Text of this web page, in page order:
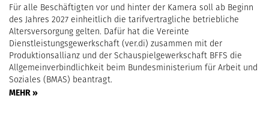
Für alle Beschäftigten vor und hinter der Kamera soll ab Beginn
des Jahres 2027 einheitlich die tarifvertragliche betriebliche
Altersversorgung gelten. Dafür hat die Vereinte
Dienstleistungsgewerkschaft (ver.di) zusammen mit der
Produktionsallianz und der Schauspielgewerkschaft BFFS die
Allgemeinverbindlichkeit beim Bundesministerium für Arbeit und
Soziales (BMAS) beantragt.
MEHR »